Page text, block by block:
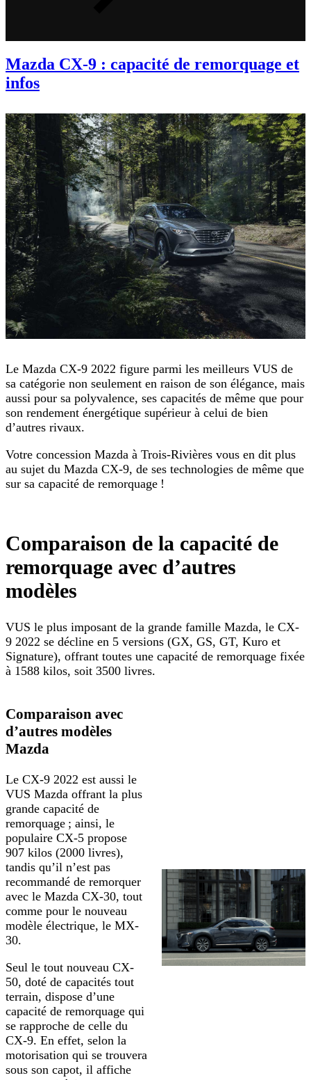
Mazda CX-9 : capacité de remorquage et
infos
Le Mazda CX-9 2022 figure parmi les meilleurs VUS de
sa catégorie non seulement en raison de son élégance, mais
aussi pour sa polyvalence, ses capacités de même que pour
son rendement énergétique supérieur à celui de bien
d’autres rivaux.
Votre concession Mazda à Trois-Rivières vous en dit plus
au sujet du Mazda CX-9, de ses technologies de même que
sur sa capacité de remorquage !
Comparaison de la capacité de
remorquage avec d’autres
modèles
VUS le plus imposant de la grande famille Mazda, le CX-
9 2022 se décline en 5 versions (GX, GS, GT, Kuro et
Signature), offrant toutes une capacité de remorquage fixée
à 1588 kilos, soit 3500 livres.
Comparaison avec
d’autres modèles
Mazda
Le CX-9 2022 est aussi le
VUS Mazda offrant la plus
grande capacité de
remorquage ; ainsi, le
populaire CX-5 propose
907 kilos (2000 livres),
tandis qu’il n’est pas
recommandé de remorquer
avec le Mazda CX-30, tout
comme pour le nouveau
modèle électrique, le MX-
30.
Seul le tout nouveau CX-
50, doté de capacités tout
terrain, dispose d’une
capacité de remorquage qui
se rapproche de celle du
CX-9. En effet, selon la
motorisation qui se trouvera
sous son capot, il affiche